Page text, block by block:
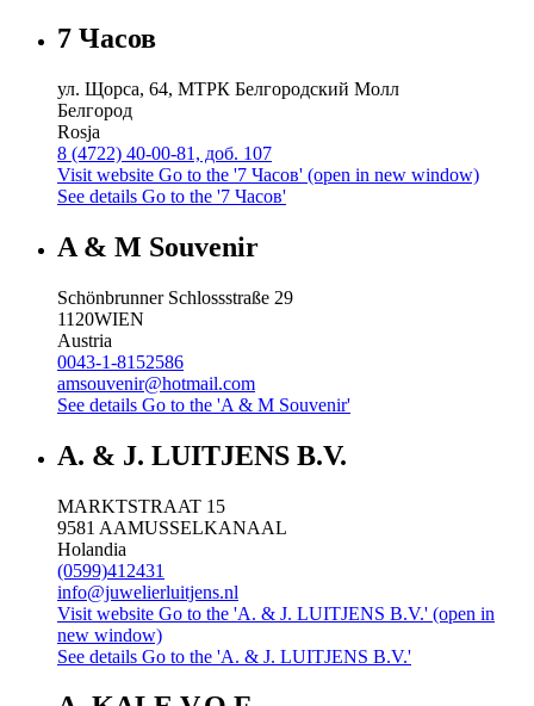
7 Часов
ул. Щорса, 64, МТРК Белгородский Молл
Белгород
Rosja
8 (4722) 40-00-81, доб. 107
Visit website Go to the '7 Часов' (open in new window)
See details Go to the '7 Часов'
A & M Souvenir
Schönbrunner Schlossstraße 29
1120WIEN
Austria
0043-1-8152586
amsouvenir@hotmail.com
See details Go to the 'A & M Souvenir'
A. & J. LUITJENS B.V.
MARKTSTRAAT 15
9581 AAMUSSELKANAAL
Holandia
(0599)412431
info@juwelierluitjens.nl
Visit website Go to the 'A. & J. LUITJENS B.V.' (open in
new window)
See details Go to the 'A. & J. LUITJENS B.V.'